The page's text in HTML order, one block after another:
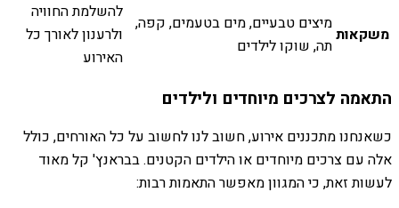
משקאות
מיצים טבעיים, מים בטעמים, קפה,
תה, שוקו לילדים
להשלמת החוויה
ולרענון לאורך כל
האירוע
התאמה לצרכים מיוחדים ולילדים
כשאנחנו מתכננים אירוע, חשוב לנו לחשוב על כל האורחים, כולל
אלה עם צרכים מיוחדים או הילדים הקטנים. בבראנץ' קל מאוד
לעשות זאת, כי המגוון מאפשר התאמות רבות: